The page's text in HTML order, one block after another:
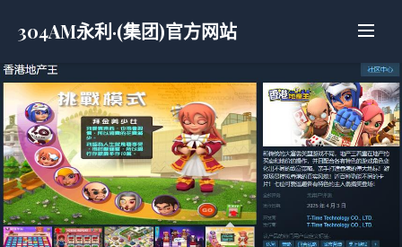
304AM永利·(集团)官方网站